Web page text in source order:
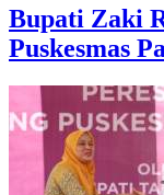
Bupati Zaki
Puskesmas